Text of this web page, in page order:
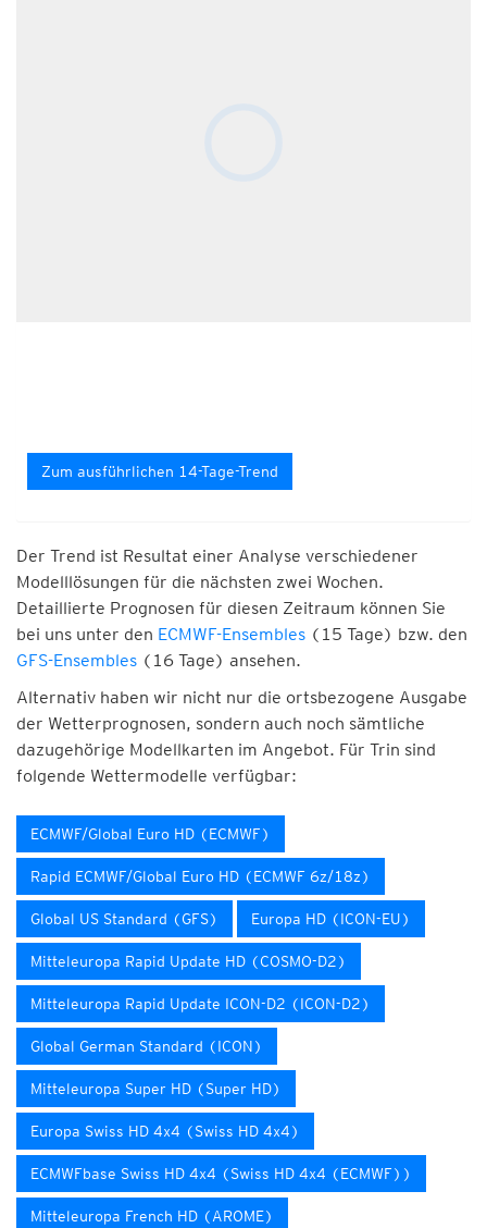
Zum ausführlichen 14-Tage-Trend
Der Trend ist Resultat einer Analyse verschiedener
Modelllösungen für die nächsten zwei Wochen.
Detaillierte Prognosen für diesen Zeitraum können Sie
bei uns unter den ECMWF-Ensembles (15 Tage) bzw. den
GFS-Ensembles (16 Tage) ansehen.
Alternativ haben wir nicht nur die ortsbezogene Ausgabe
der Wetterprognosen, sondern auch noch sämtliche
dazugehörige Modellkarten im Angebot. Für Trin sind
folgende Wettermodelle verfügbar:
ECMWF/Global Euro HD (ECMWF)
Rapid ECMWF/Global Euro HD (ECMWF 6z/18z)
Global US Standard (GFS) Europa HD (ICON-EU)
Mitteleuropa Rapid Update HD (COSMO-D2)
Mitteleuropa Rapid Update ICON-D2 (ICON-D2)
Global German Standard (ICON)
Mitteleuropa Super HD (Super HD)
Europa Swiss HD 4x4 (Swiss HD 4x4)
ECMWFbase Swiss HD 4x4 (Swiss HD 4x4 (ECMWF))
Mitteleuropa French HD (AROME)